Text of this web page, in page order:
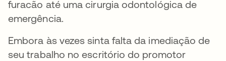
furacão até uma cirurgia odontológica de
emergência.
Embora às vezes sinta falta da imediação de
seu trabalho no escritório do promotor